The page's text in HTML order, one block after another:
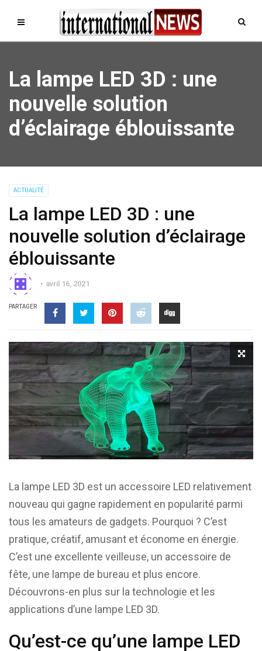
La lampe LED 3D : une
nouvelle solution
d’éclairage éblouissante
ACTUALITÉ
La lampe LED 3D : une
nouvelle solution d’éclairage
éblouissante
avril 16, 2021
PARTAGER
La lampe LED 3D est un accessoire LED relativement
nouveau qui gagne rapidement en popularité parmi
tous les amateurs de gadgets. Pourquoi ? C’est
pratique, créatif, amusant et économe en énergie.
C’est une excellente veilleuse, un accessoire de
fête, une lampe de bureau et plus encore.
Découvrons-en plus sur la technologie et les
applications d’une lampe LED 3D.
Qu’est-ce qu’une lampe LED